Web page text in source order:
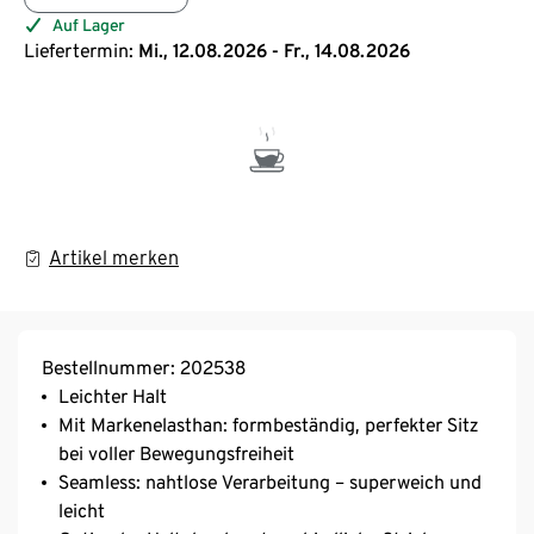
Auf Lager
Liefertermin: Mi., 12.08.2026 - Fr., 14.08.2026
Artikel merken
Bestellnummer: 202538
Leichter Halt
Mit Markenelasthan: formbeständig, perfekter Sitz
bei voller Bewegungsfreiheit
Seamless: nahtlose Verarbeitung – superweich und
leicht